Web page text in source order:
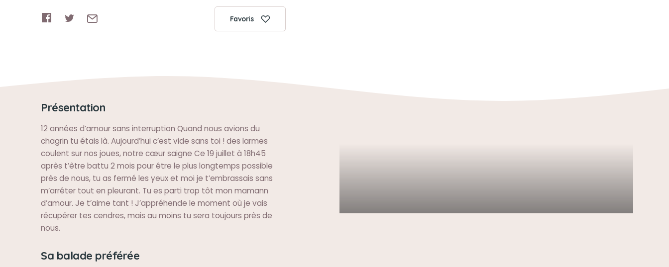
Favoris
Présentation
12 années d’amour sans interruption Quand nous avions du
chagrin tu étais là. Aujourd’hui c’est vide sans toi ! des larmes
coulent sur nos joues, notre cœur saigne Ce 19 juillet à 18h45
après t’être battu 2 mois pour être le plus longtemps possible
près de nous, tu as fermé les yeux et moi je t’embrassais sans
m’arrêter tout en pleurant. Tu es parti trop tôt mon mamann
d’amour. Je t’aime tant ! J’appréhende le moment où je vais
récupérer tes cendres, mais au moins tu sera toujours près de
nous.
Sa balade préférée